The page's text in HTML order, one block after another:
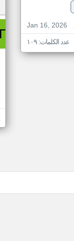
Jan 16, 2026
عدد الكلمات: ١٠٩